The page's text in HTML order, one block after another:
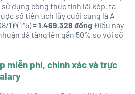
sử dụng công thức tính lãi kép, ta
số tiền tích lũy cuối cùng là A =
1)^(1*5) =1.469.328 đồng Điều này
đã tăng lên gần 50% so với số
miễn phí, chính xác và trực